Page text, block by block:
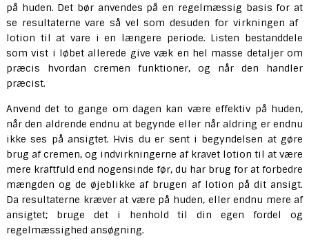
på huden. Det bør anvendes på en regelmæssig basis for at
se resultaterne vare så vel som desuden for virkningen af ​​
lotion til at vare i en længere periode. Listen bestanddele
som vist i løbet allerede give væk en hel masse detaljer om
præcis hvordan cremen funktioner, og når den handler
præcist.
Anvend det to gange om dagen kan være effektiv på huden,
når den aldrende endnu at begynde eller når aldring er endnu
ikke ses på ansigtet. Hvis du er sent i begyndelsen at gøre
brug af cremen, og indvirkningerne af kravet lotion til at være
mere kraftfuld end nogensinde før, du har brug for at forbedre
mængden og de øjeblikke af brugen af ​​lotion på dit ansigt.
Da resultaterne kræver at være på huden, eller endnu mere af
ansigtet; bruge det i henhold til din egen fordel og
regelmæssighed ansøgning.